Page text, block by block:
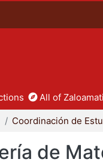
All of Zaloamati
de